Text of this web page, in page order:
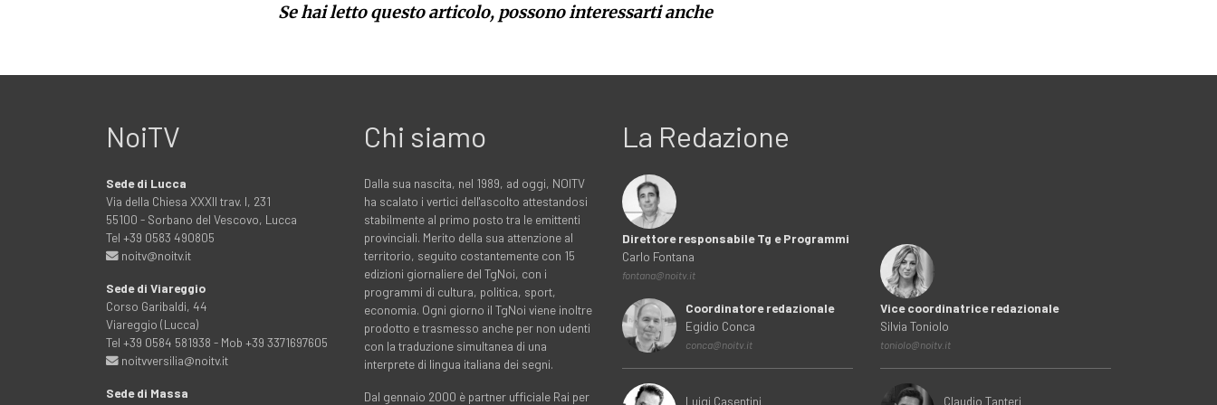
Se hai letto questo articolo, possono interessarti anche
NoiTV
Sede di Lucca
Via della Chiesa XXXII trav. I, 231
55100 - Sorbano del Vescovo, Lucca
Tel +39 0583 490805
noitv@noitv.it
Sede di Viareggio
Corso Garibaldi, 44
Viareggio (Lucca)
Tel +39 0584 581938 - Mob +39 3371697605
noitvversilia@noitv.it
Sede di Massa
Chi siamo
Dalla sua nascita, nel 1989, ad oggi, NOITV
ha scalato i vertici dell'ascolto attestandosi
stabilmente al primo posto tra le emittenti
provinciali. Merito della sua attenzione al
territorio, seguito costantemente con 15
edizioni giornaliere del TgNoi, con i
programmi di cultura, politica, sport,
economia. Ogni giorno il TgNoi viene inoltre
prodotto e trasmesso anche per non udenti
con la traduzione simultanea di una
interprete di lingua italiana dei segni.
Dal gennaio 2000 è partner ufficiale Rai per
La Redazione
Direttore responsabile Tg e Programmi
Carlo Fontana
fontana@noitv.it
Coordinatore redazionale
Egidio Conca
conca@noitv.it
Luigi Casentini
Vice coordinatrice redazionale
Silvia Toniolo
toniolo@noitv.it
Claudio Tanteri